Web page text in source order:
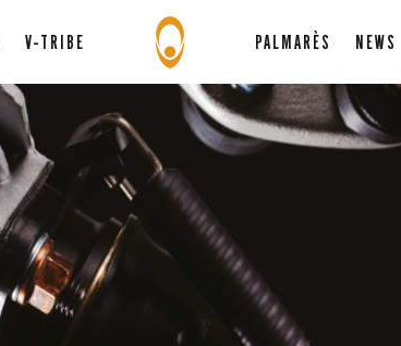
V-TRIBE PALMARÈS NEWS